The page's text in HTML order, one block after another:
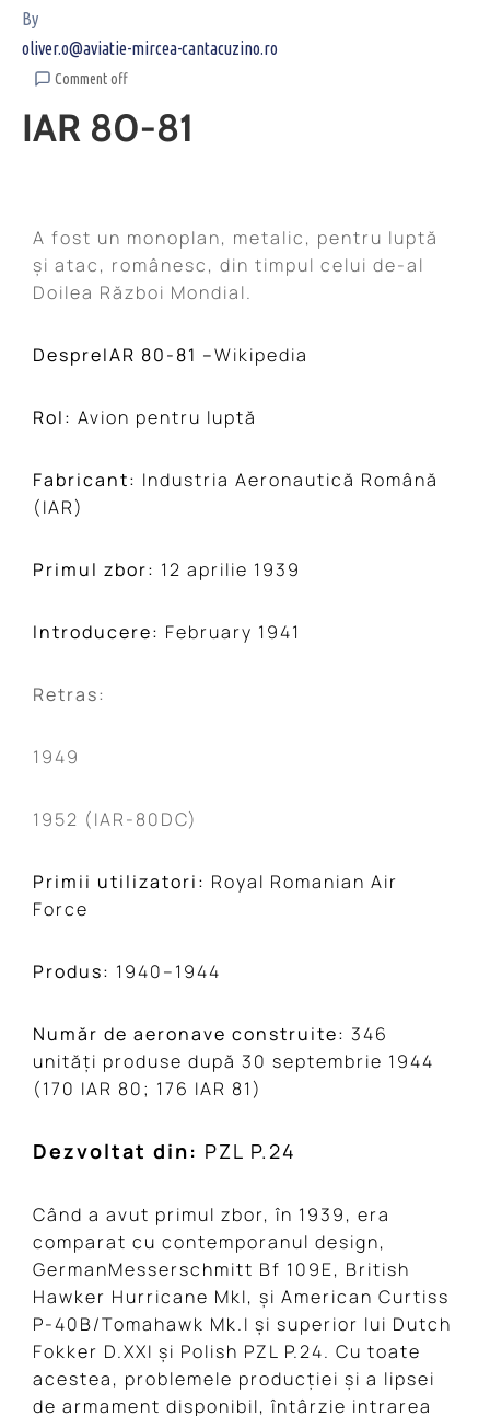
By
oliver.o@aviatie-mircea-cantacuzino.ro
Comment off
IAR 80-81
A fost un monoplan, metalic, pentru luptă
și atac, românesc, din timpul celui de-al
Doilea Război Mondial.
DespreIAR 80-81 –Wikipedia
Rol: Avion pentru luptă
Fabricant: Industria Aeronautică Română
(IAR)
Primul zbor: 12 aprilie 1939
Introducere: February 1941
Retras:
1949
1952 (IAR-80DC)
Primii utilizatori: Royal Romanian Air
Force
Produs: 1940–1944
Număr de aeronave construite: 346
unități produse după 30 septembrie 1944
(170 IAR 80; 176 IAR 81)
Dezvoltat din: PZL P.24
Când a avut primul zbor, în 1939, era
comparat cu contemporanul design,
GermanMesserschmitt Bf 109E, British
Hawker Hurricane MkI, și American Curtiss
P-40B/Tomahawk Mk.I și superior lui Dutch
Fokker D.XXI și Polish PZL P.24. Cu toate
acestea, problemele producției și a lipsei
de armament disponibil, întârzie intrarea